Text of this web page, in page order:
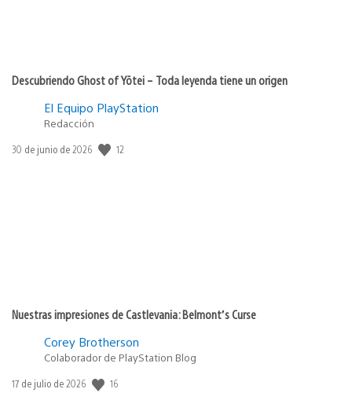
Descubriendo Ghost of Yōtei – Toda leyenda tiene un origen
El Equipo PlayStation
Redacción
Fecha
30 de junio de 2026 12
Nuestras impresiones de Castlevania: Belmont’s Curse
Corey Brotherson
Colaborador de PlayStation Blog
Fecha
17 de julio de 2026 16